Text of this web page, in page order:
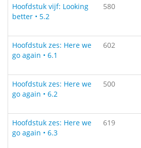
Hoofdstuk vijf: Looking
better • 5.2
580
Hoofdstuk zes: Here we
go again • 6.1
602
Hoofdstuk zes: Here we
go again • 6.2
500
Hoofdstuk zes: Here we
go again • 6.3
619